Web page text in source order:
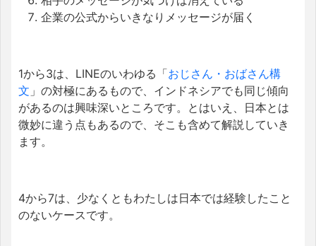
企業の公式からいきなりメッセージが届く
1から3は、LINEのいわゆる「おじさん・おばさん構
文 」の対極にあるもので、インドネシアでも同じ傾向
があるのは興味深いところです。とはいえ、日本とは
微妙に違う点もあるので、そこも含めて解説していき
ます。
4から7は、少なくともわたしは日本では経験したこと
のないケースです。